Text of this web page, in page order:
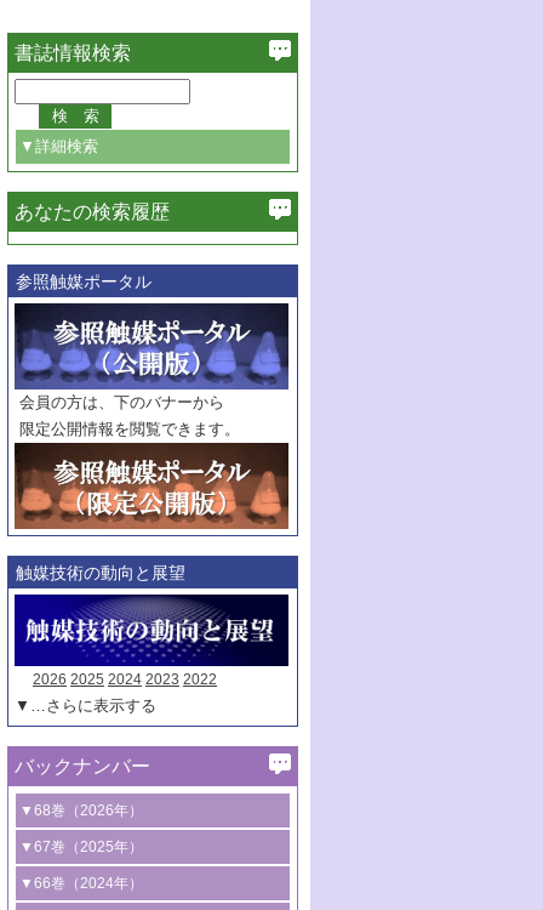
書誌情報検索
▼詳細検索
必ず含む
巻・号指定
巻
号
範囲指定
巻
号～
巻
号
触媒年鑑
年度
記事種別
マーク：
マークあり
あなたの検索履歴
参照触媒ポータル
会員の方は、下のバナーから
限定公開情報を閲覧できます。
触媒技術の動向と展望
2026 2025 2024 2023 2022
▼…さらに表示する
バックナンバー
▼68巻（2026年）
1号 過酸化水素合成に関する研究動向
2号 コンピューター技術により加速する
触媒開発
▼67巻（2025年）
1号 CO
水素化によるグリーン燃料/グリ
▼66巻（2024年）